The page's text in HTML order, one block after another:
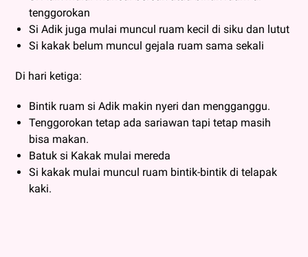
tenggorokan
Si Adik juga mulai muncul ruam kecil di siku dan lutut
Si kakak belum muncul gejala ruam sama sekali
Di hari ketiga:
Bintik ruam si Adik makin nyeri dan mengganggu.
Tenggorokan tetap ada sariawan tapi tetap masih
bisa makan.
Batuk si Kakak mulai mereda
Si kakak mulai muncul ruam bintik-bintik di telapak
kaki.